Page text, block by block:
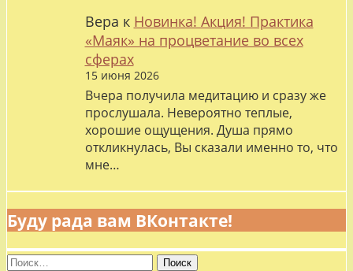
Вера к Новинка! Акция! Практика
«Маяк» на процветание во всех
сферах
15 июня 2026
Вчера получила медитацию и сразу же
прослушала. Невероятно теплые,
хорошие ощущения. Душа прямо
откликнулась, Вы сказали именно то, что
мне…
Буду рада вам ВКонтакте!
Найти: